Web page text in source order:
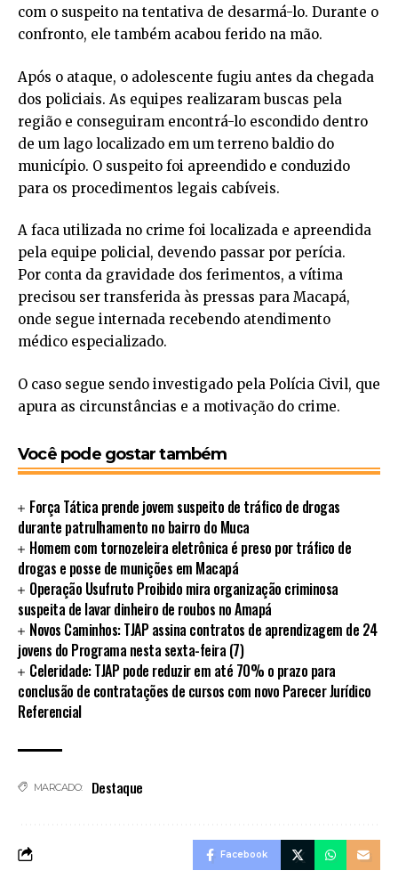
com o suspeito na tentativa de desarmá-lo. Durante o
confronto, ele também acabou ferido na mão.
Após o ataque, o adolescente fugiu antes da chegada
dos policiais. As equipes realizaram buscas pela
região e conseguiram encontrá-lo escondido dentro
de um lago localizado em um terreno baldio do
município. O suspeito foi apreendido e conduzido
para os procedimentos legais cabíveis.
A faca utilizada no crime foi localizada e apreendida
pela equipe policial, devendo passar por perícia.
Por conta da gravidade dos ferimentos, a vítima
precisou ser transferida às pressas para Macapá,
onde segue internada recebendo atendimento
médico especializado.
O caso segue sendo investigado pela Polícia Civil, que
apura as circunstâncias e a motivação do crime.
Você pode gostar também
Força Tática prende jovem suspeito de tráfico de drogas
durante patrulhamento no bairro do Muca
Homem com tornozeleira eletrônica é preso por tráfico de
drogas e posse de munições em Macapá
Operação Usufruto Proibido mira organização criminosa
suspeita de lavar dinheiro de roubos no Amapá
Novos Caminhos: TJAP assina contratos de aprendizagem de 24
jovens do Programa nesta sexta-feira (7)
Celeridade: TJAP pode reduzir em até 70% o prazo para
conclusão de contratações de cursos com novo Parecer Jurídico
Referencial
MARCADO: Destaque
Facebook